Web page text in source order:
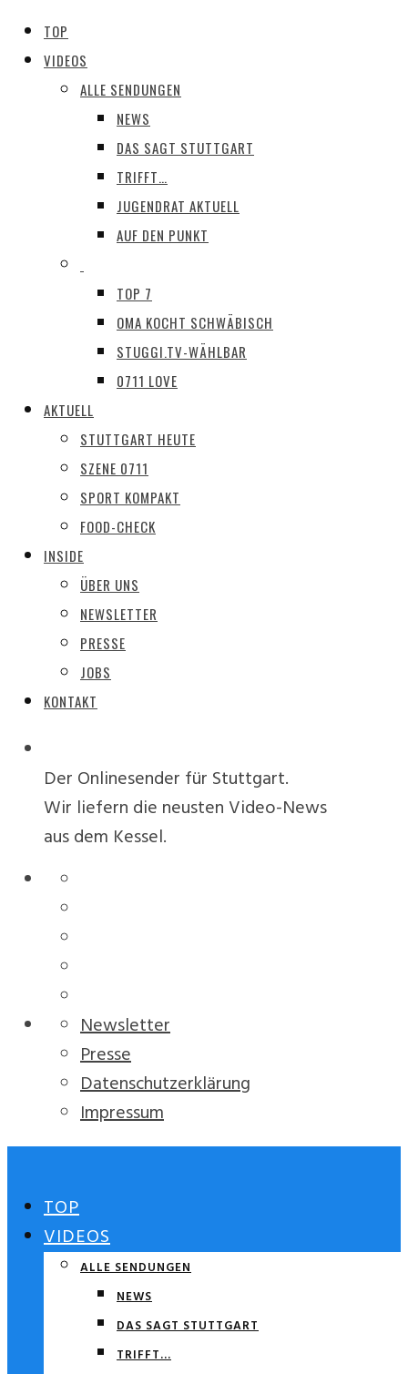
TOP
VIDEOS
ALLE SENDUNGEN
NEWS
DAS SAGT STUTTGART
TRIFFT…
JUGENDRAT AKTUELL
AUF DEN PUNKT
TOP 7
OMA KOCHT SCHWÄBISCH
STUGGI.TV-WÄHLBAR
0711 LOVE
AKTUELL
STUTTGART HEUTE
SZENE 0711
SPORT KOMPAKT
FOOD-CHECK
INSIDE
ÜBER UNS
NEWSLETTER
PRESSE
JOBS
KONTAKT
Der Onlinesender für Stuttgart.
Wir liefern die neusten Video-News
aus dem Kessel.
Newsletter
Presse
Datenschutzerklärung
Impressum
TOP
VIDEOS
ALLE SENDUNGEN
NEWS
DAS SAGT STUTTGART
TRIFFT…